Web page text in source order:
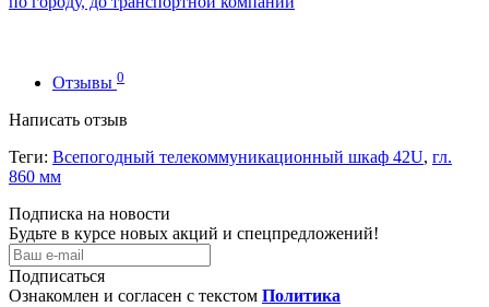
Отзывы 0
Написать отзыв
Теги: Всепогодный телекоммуникационный шкаф 42U, гл.
860 мм
Подписка на новости
Будьте в курсе новых акций и спецпредложений!
Подписаться
Ознакомлен и согласен с текстом Политика